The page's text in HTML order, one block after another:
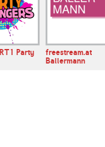
Party
freestream.at
Ballermann